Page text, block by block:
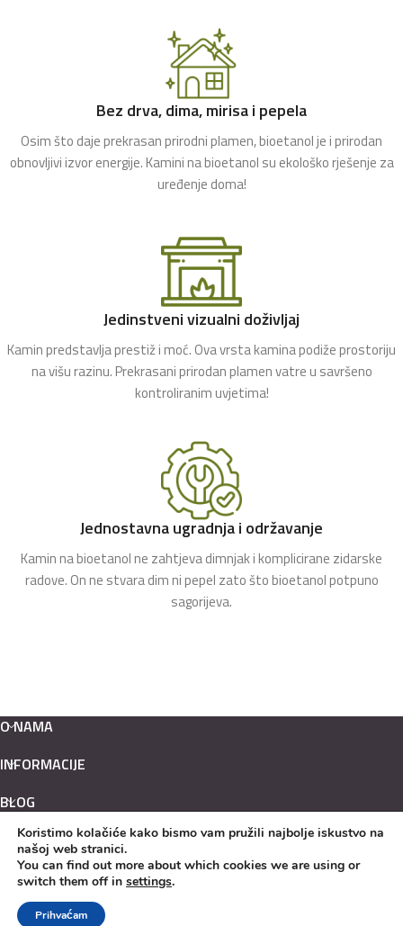
Bez drva, dima, mirisa i pepela
Osim što daje prekrasan prirodni plamen, bioetanol je i prirodan
obnovljivi izvor energije. Kamini na bioetanol su ekološko rješenje za
uređenje doma!
Jedinstveni vizualni doživljaj
Kamin predstavlja prestiž i moć. Ova vrsta kamina podiže prostoriju
na višu razinu. Prekrasani prirodan plamen vatre u savršeno
kontroliranim uvjetima!
Jednostavna ugradnja i održavanje
Kamin na bioetanol ne zahtjeva dimnjak i komplicirane zidarske
radove. On ne stvara dim ni pepel zato što bioetanol potpuno
sagorijeva.
O NAMA
INFORMACIJE
BLOG
Hrvatski
English
KAMINI NA BIOETANOL
Koristimo kolačiće kako bismo vam pružili najbolje iskustvo na
našoj web stranici.
You can find out more about which cookies we are using or
switch them off in settings.
Prihvaćam